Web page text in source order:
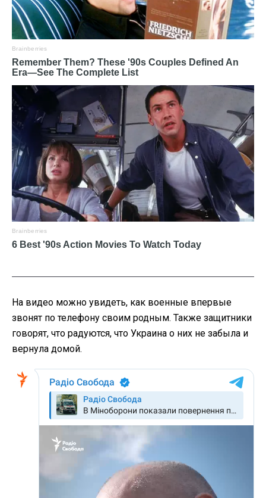
На видео можно увидеть, как военные впервые
звонят по телефону своим родным. Также защитники
говорят, что радуются, что Украина о них не забыла и
вернула домой.